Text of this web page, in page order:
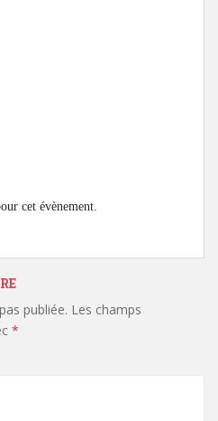
cet évènement.
publiée. Les champs
*